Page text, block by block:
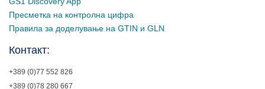
Пресметка на контролна цифра
Правила за доделување на GTIN и GLN
Контакт:
+389 (0)77 552 826
+389 (0)78 280 667